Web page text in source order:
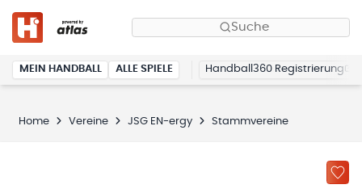
Suche
MEIN HANDBALL ALLE SPIELE Handball360 Registrierung
Home Vereine JSG EN-ergy Stammvereine